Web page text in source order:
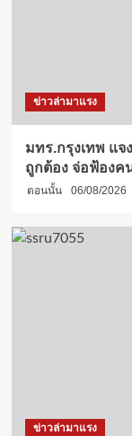
ข่าวล่ามาแรง
มทร.กรุงเทพ แจ
ถูกต้อง จ่อฟ้องค
ตอนนั้น 06/08/2026
ข่าวล่ามาแรง